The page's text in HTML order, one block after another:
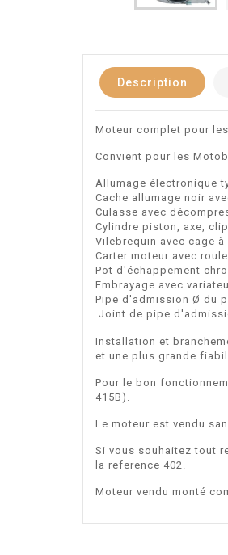
Description
Moteur complet pour les
Convient pour les
Allumage électronique
Cache allumage noir
Culasse avec
Cylindre piston, axe,
Vilebrequin avec cage
Carter moteur avec
Pot d'échappement
Embrayage avec
Pipe d'admission Ø du
Joint de pipe
Installation et
et une plus grande
Pour le bon
415B).
Le moteur est vendu
Si vous souhaitez tout
la reference 402.
Moteur vendu monté